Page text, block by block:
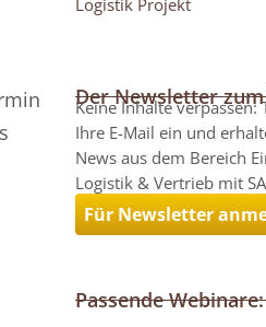
Logistik Projekt
Der Newsletter zum
Keine Inhalte verpassen:
Ihre E-Mail ein und
News aus dem Bereich
Logistik & Vertrieb mit
Für Newsletter
Passende Webinare: